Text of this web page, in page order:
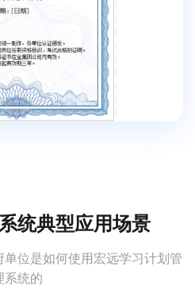
统典型应用场景
位是如何使用宏远学习计划管
系统的